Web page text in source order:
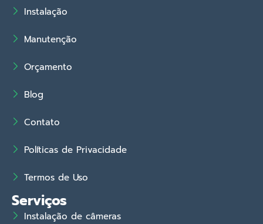
Instalação
Manutenção
Orçamento
Blog
Contato
Políticas de Privacidade
Termos de Uso
Serviços
Instalação de câmeras